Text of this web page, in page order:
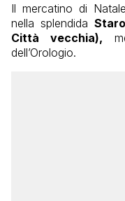
Il mercatino di
nella splendida
Città vecchia),
dell’Orologio.